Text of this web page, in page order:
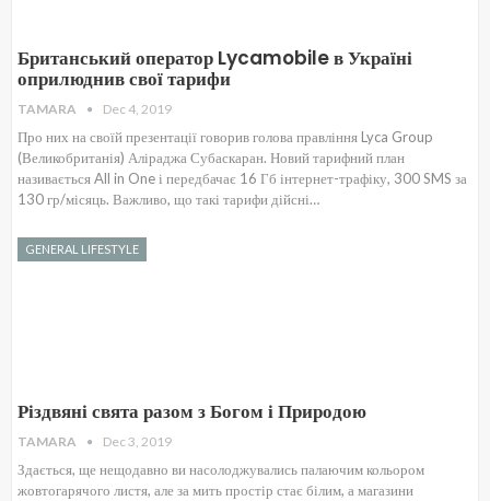
Британський оператор Lycamobile в Україні
оприлюднив свої тарифи
TAMARA Dec 4, 2019
Про них на своїй презентації говорив голова правління Lyca Group
(Великобританія) Аліраджа Субаскаран. Новий тарифний план
називається All in One і передбачає 16 Гб інтернет-трафіку, 300 SMS за
130 гр/місяць. Важливо, що такі тарифи дійсні…
GENERAL LIFESTYLE
Різдвяні свята разом з Богом і Природою
TAMARA Dec 3, 2019
Здається, ще нещодавно ви насолоджувались палаючим кольором
жовтогарячого листя, але за мить простір стає білим, а магазини